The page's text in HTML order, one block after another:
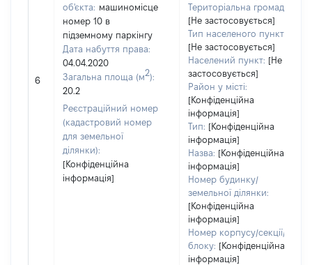
6
об'єкта: машиномісце
номер 10 в
підземному паркінгу
Дата набуття права:
04.04.2020
Загальна площа (м2):
20.2
Реєстраційний номер
(кадастровий номер
для земельної
ділянки):
[Конфіденційна
інформація]
Територіальна громада:
[Не застосовується]
Тип населеного пункту:
[Не застосовується]
Населений пункт: [Не
застосовується]
Район у місті:
[Конфіденційна
інформація]
Тип: [Конфіденційна
інформація]
Назва: [Конфіденційна
інформація]
Номер будинку/
земельної ділянки:
[Конфіденційна
інформація]
Номер корпусу/секції/
блоку: [Конфіденційна
інформація]